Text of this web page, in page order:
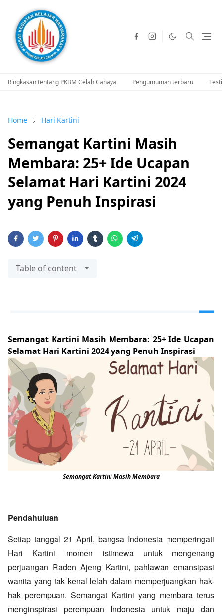
Ringkasan tentang PKBM Celah Cahaya Pengumuman terbaru
Home Hari Kartini
Semangat Kartini Masih
Membara: 25+ Ide Ucapan
Selamat Hari Kartini 2024
yang Penuh Inspirasi
Table of content
Semangat Kartini Masih Membara: 25+ Ide Ucapan
Selamat Hari Kartini 2024 yang Penuh Inspirasi
Semangat Kartini Masih Membara
Pendahuluan
Setiap tanggal 21 April, bangsa Indonesia memperingati
Hari Kartini, momen istimewa untuk mengenang
perjuangan Raden Ajeng Kartini, pahlawan emansipasi
wanita yang tak kenal lelah dalam memperjuangkan hak-
hak perempuan. Semangat Kartini yang membara terus
menginspirasi perempuan Indonesia untuk maju dan